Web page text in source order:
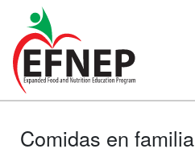
Main Navigation
Comidas en familia